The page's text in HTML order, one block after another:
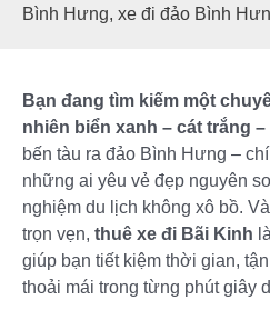
Bình Hưng, xe đi đảo Bình
Bạn đang tìm kiếm một
nhiên biển xanh – cát trắng
bến tàu ra đảo Bình Hưng –
những ai yêu vẻ đẹp nguyên
nghiệm du lịch không xô bồ.
trọn vẹn, thuê xe đi Bãi Kinh
giúp bạn tiết kiệm thời gian,
thoải mái trong từng phút giây